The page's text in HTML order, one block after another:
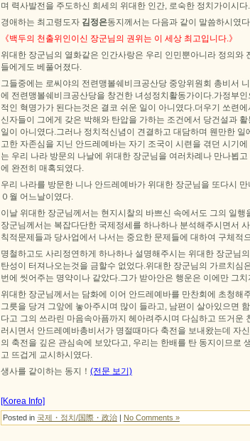
며 력사발전을 주도하신 희세의 위대한 인간, 로숙한 정치가이시다.
경애하는 최고령도자 김정은동지께서는 다음과 같이 말씀하시였
《백두의 천출위인이신 장군님의 권위는 이 세상 최고입니다.》
위대한 장군님의 열화같은 인간사랑은 우리 인민뿐아니라 정의와
들에게도 베풀어졌다.
그들중에는 로씨야의 전련맹볼쉐비크공산당 중앙위원회 총비서
에 전련맹볼쉐비크공산당을 창건한 녀성정치활동가이다.가정부
적인 혁명가가 된다는것은 결코 쉬운 일이 아니였다.더우기 쏘련
신자들이 그에게 갖은 박해와 탄압을 가하는 조건에서 당건설과
일이 아니였다.그러나 정치적신념이 견결하고 대담하며 웬만한
고한 자존심을 지닌 안드레예바는 자기 조국이 시련을 겪던 시기
는 우리 나라 방문의 나날에 위대한 장군님을 여러차례나 만나뵙
에 완전히 매혹되였다.
우리 나라를 방문한 니나 안드레예바가 위대한 장군님을 또다시
０월 어느날이였다.
이날 위대한 장군님께서는 현지시찰의 바쁘신 속에서도 그의 일
장군님께서는 복잡다단한 국제정세를 하나하나 분석해주시면서
칙적문제들과 당사업에서 나서는 중요한 문제들에 대하여 구체적
명철하고도 사리정연하게 하나하나 설명해주시는 위대한 장군님
탄성이 터져나오는것을 금할수 없었다.위대한 장군님의 가르치심
번에 씻어주는 명약이나 같았다.그가 받아안은 행운은 이에만 그
위대한 장군님께서는 담화에 이어 안드레예바를 만찬회에 초청해
그릇을 당겨 그앞에 놓아주시며 많이 들라고, 남편이 살아있으면
다고 그의 쓰라린 마음속아픔까지 헤아려주시며 다심하고 뜨거운
러시면서 안드레예바총비서가 명절때마다 축전을 보내왔는데 자
의 축전을 깊은 관심속에 보았다고, 우리는 한배를 탄 동지이므로
고 뜨겁게 교시하시였다.
생사를 같이하는 동지！ (전문 보기)
[Korea Info]
Posted in 국제・정치/国際・政治 No Comments »